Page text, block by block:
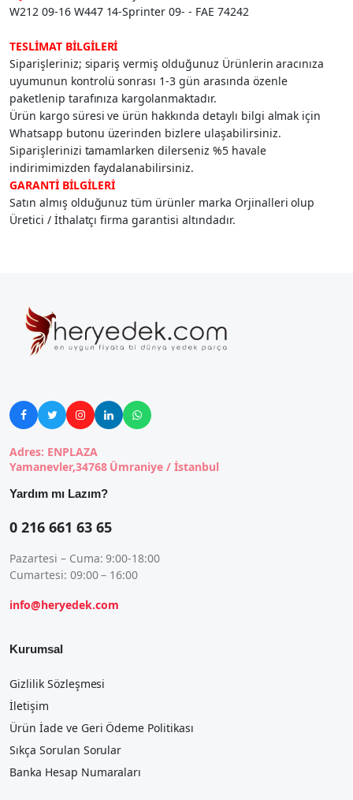
W212 09-16 W447 14-Sprinter 09- - FAE 74242
TESLİMAT BİLGİLERİ
Siparişleriniz; sipariş vermiş olduğunuz Ürünlerin aracınıza
uyumunun kontrolü sonrası 1-3 gün arasında özenle
paketlenip tarafınıza kargolanmaktadır.
Ürün kargo süresi ve ürün hakkında detaylı bilgi almak için
Whatsapp butonu üzerinden bizlere ulaşabilirsiniz.
Siparişlerinizi tamamlarken dilerseniz %5 havale
indirimimizden faydalanabilirsiniz.
GARANTİ BİLGİLERİ
Satın almış olduğunuz tüm ürünler marka Orjinalleri olup
Üretici / İthalatçı firma garantisi altındadır.
    
Adres: ENPLAZA
Yamanevler,34768 Ümraniye / İstanbul
Yardım mı Lazım?
0 216 661 63 65
Pazartesi – Cuma: 9:00-18:00
Cumartesi: 09:00 – 16:00
info@heryedek.com
Kurumsal
Gizlilik Sözleşmesi
İletişim
Ürün İade ve Geri Ödeme Politikası
Sıkça Sorulan Sorular
Banka Hesap Numaraları